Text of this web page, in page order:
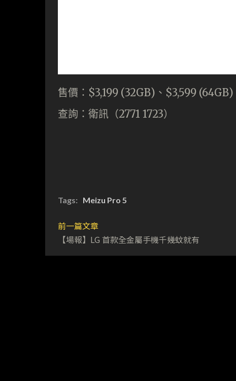
售價：$3,199 (32GB)、$3,599 (64GB)
查詢：衛訊（2771 1723）
Tags: Meizu Pro 5
前一篇文章
【場報】LG 首款全金屬手機千幾蚊就有